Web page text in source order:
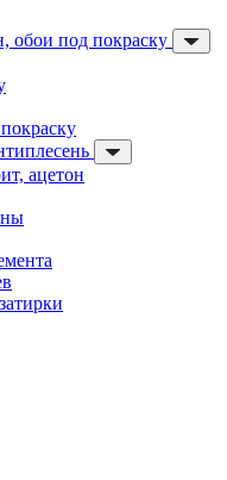
обои под покраску
ацетон